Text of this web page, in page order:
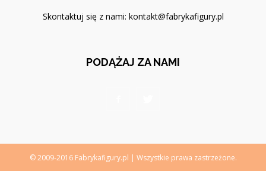
Skontaktuj się z nami: kontakt@fabrykafigury.pl
PODĄŻAJ ZA NAMI
© 2009-2016 Fabrykafigury.pl | Wszystkie prawa zastrzeżone.